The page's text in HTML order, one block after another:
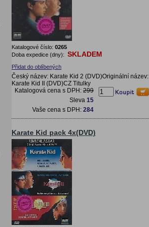
Katalogové číslo: 0265
Doba expedice (dny): SKLADEM
Přidat do oblíbených
Český název: Karate Kid 2 (DVD)Originální název:
Karate Kid II (DVD)CZ Titulky
Katalogová cena s DPH: 299
Sleva 15
Vaše cena s DPH: 284
Karate Kid pack 4x(DVD)